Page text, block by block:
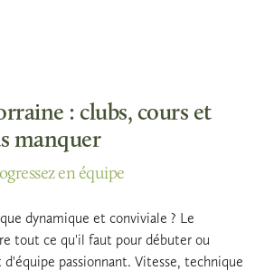
: clubs, cours et
manquer
en équipe
dynamique et conviviale ? Le
tout ce qu'il faut pour débuter ou
d'équipe passionnant. Vitesse, technique